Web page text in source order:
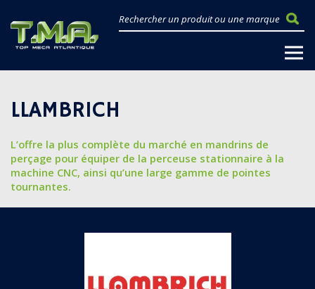
LLAMBRICH
L’offre la plus complète du marché en mandrins de
perçage pour équiper de la perceuse stationnaire à la
machine CNC, ainsi qu’une large gamme de pointes
tournantes.